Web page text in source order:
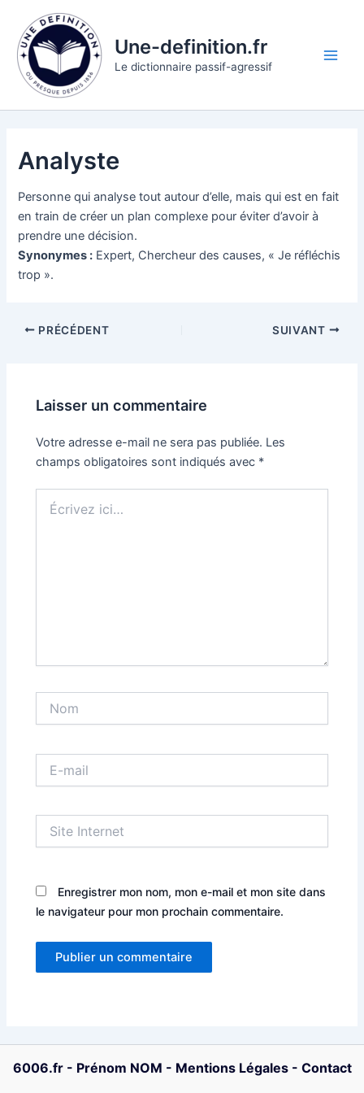
contenu
Une-definition.fr
Le dictionnaire passif-agressif
Analyste
Personne qui analyse tout autour d’elle, mais qui est en fait
en train de créer un plan complexe pour éviter d’avoir à
prendre une décision.
Synonymes : Expert, Chercheur des causes, « Je réfléchis
trop ».
PRÉCÉDENT SUIVANT
Laisser un commentaire
Votre adresse e-mail ne sera pas publiée. Les
champs obligatoires sont indiqués avec *
ici…
mail
Internet
Enregistrer mon nom, mon e-mail et mon site dans
le navigateur pour mon prochain commentaire.
6006.fr- Prénom NOM - Mentions Légales- Contact